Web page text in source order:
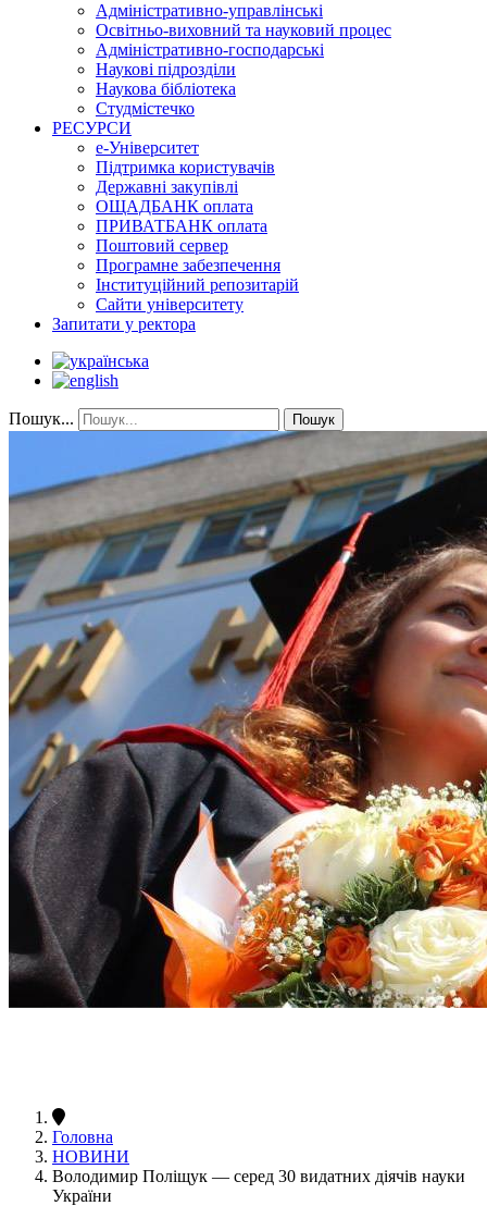
Адміністративно-управлінські
Освітньо-виховний та науковий процес
Адміністративно-господарські
Наукові підрозділи
Наукова бібліотека
Студмістечко
РЕСУРСИ
е-Університет
Підтримка користувачів
Державні закупівлі
ОЩАДБАНК оплата
ПРИВАТБАНК оплата
Поштовий сервер
Програмне забезпечення
Інституційний репозитарій
Сайти університету
Запитати у ректора
Пошук... Пошук
Головна
НОВИНИ
Володимир Поліщук — серед 30 видатних діячів науки
України